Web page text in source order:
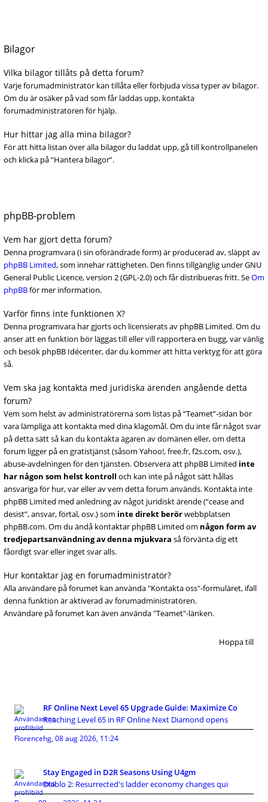
Bilagor
Vilka bilagor tillåts på detta forum?
Varje forumadministratör kan tillåta eller förbjuda vissa typer av bilagor.
Om du är osäker på vad som får laddas upp, kontakta
forumadministratören för hjälp.
Hur hittar jag alla mina bilagor?
För att hitta listan över alla bilagor du laddat upp, gå till kontrollpanelen
och klicka på “Hantera bilagor”.
phpBB-problem
Vem har gjort detta forum?
Denna programvara (i sin oförändrade form) är producerad av, släppt av
phpBB Limited, som innehar rättigheten. Den finns tillgänglig under GNU
General Public Licence, version 2 (GPL-2.0) och får distribueras fritt. SeOm
phpBBför mer information.
Varför finns inte funktionen X?
Denna programvara har gjorts och licensierats av phpBB Limited. Om du
anser att en funktion bör läggas till eller vill rapportera en bugg, var vänlig
och besök phpBB Idécenter, där du kommer att hitta verktyg för att göra
så.
Vem ska jag kontakta med juridiska ärenden angående detta
forum?
Vem som helst av administratörerna som listas på “Teamet”-sidan bör
vara lämpliga att kontakta med dina klagomål. Om du inte får något svar
på detta sätt så kan du kontakta ägaren av domänen eller, om detta
forum ligger på en gratistjänst (såsom Yahoo!, free.fr, f2s.com, osv.),
abuse-avdelningen för den tjänsten. Observera att phpBB Limited inte
har någon som helst kontroll och kan inte på något sätt hållas
ansvariga för hur, var eller av vem detta forum används. Kontakta inte
phpBB Limited med anledning av något juridiskt ärende (“cease and
desist”, ansvar, förtal, osv.) som inte direkt berörwebbplatsen
phpBB.com. Om du ändå kontaktar phpBB Limited om någon form av
tredjepartsanvändning av denna mjukvara så förvänta dig ett
fåordigt svar eller inget svar alls.
Hur kontaktar jag en forumadministratör?
Alla användare på forumet kan använda "Kontakta oss"-formuläret, ifall
denna funktion är aktiverad av forumadministratören.
Användare på forumet kan även använda "Teamet"-länken.
Hoppa till
RF Online Next Level 65 Upgrade Guide: Maximize Co
Reaching Level 65 in RF Online Next Diamond opens
Florencehg, 08 aug 2026, 11:24
Stay Engaged in D2R Seasons Using U4gm
Diablo 2: Resurrected's ladder economy changes qui